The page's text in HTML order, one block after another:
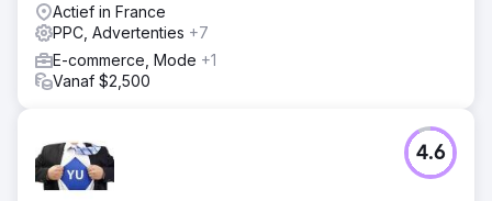
Actief in France
PPC, Advertenties +7
E-commerce, Mode +1
Vanaf $2,500
4.6